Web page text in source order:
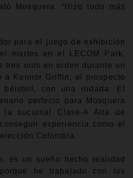
Mosquera. “Hizo todo más
para el juego de exhibición
martes en el LECOM Park,
tres outs en orden durante un
a Konnor Griffin, el prospecto
con una rodada. El
perfecto para Mosquera
sucursal Clase-A Alta de
experiencia como el
Colombia.
es un sueño hecho realidad
he trabajado con los